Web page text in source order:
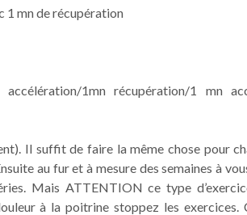
1 mn de récupération
1mn récupération/1 mn
Il suffit de faire la même chose pour
au fur et à mesure des semaines à
Mais ATTENTION ce type
à la poitrine stoppez les exercices.